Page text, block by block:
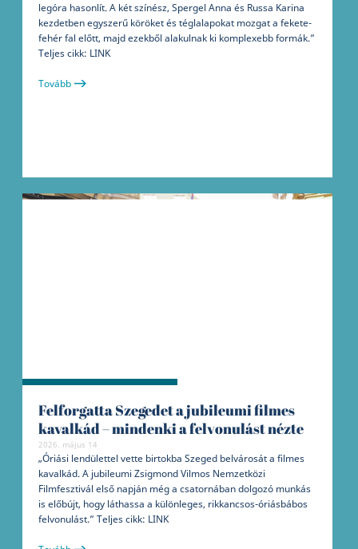
legóra hasonlít. A két színész, Spergel Anna és Russa Karina
kezdetben egyszerű köröket és téglalapokat mozgat a fekete-
fehér fal előtt, majd ezekből alakulnak ki komplexebb formák.”
Teljes cikk: LINK
Tovább
Felforgatta Szegedet a jubileumi filmes
kavalkád – mindenki a felvonulást nézte
2026. május 14
„Óriási lendülettel vette birtokba Szeged belvárosát a filmes
kavalkád. A jubileumi Zsigmond Vilmos Nemzetközi
Filmfesztivál első napján még a csatornában dolgozó munkás
is előbújt, hogy láthassa a különleges, rikkancsos-óriásbábos
felvonulást.” Teljes cikk: LINK